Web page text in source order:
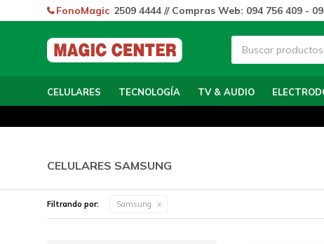
CELULARES TECNOLOGÍA TV & AUDIO
FonoMagic 2509 4444 // Compras Web: 094 756 409 -
CELULARES SAMSUNG
Filtrando por: Samsung